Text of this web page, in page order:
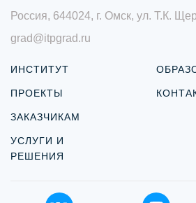
Россия, 644024, г. Омск, ул. Т.К.
grad@itpgrad.ru
ИНСТИТУТ
ПРОЕКТЫ
ЗАКАЗЧИКАМ
УСЛУГИ И
РЕШЕНИЯ